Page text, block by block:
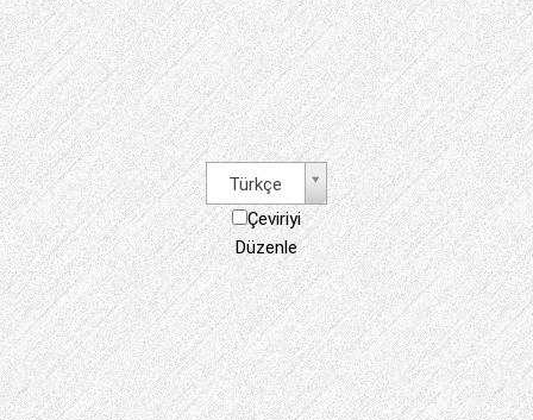
Türkçe
Çeviriyi
Düzenle